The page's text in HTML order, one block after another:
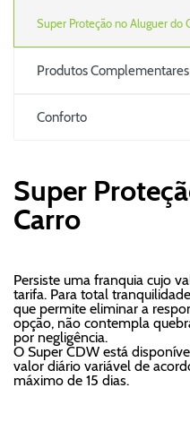
Super Proteção no Aluguer do
Produtos Complementares
Conforto
Super
Carro
Persiste uma franquia cujo
tarifa. Para total
que permite eliminar a
opção, não contempla
por negligência.
O Super CDW está
valor diário variável de
máximo de 15 dias.